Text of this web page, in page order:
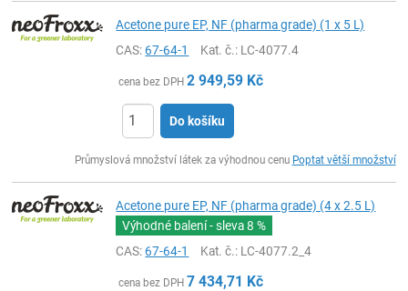
Acetone pure EP, NF (pharma grade) (1 x 5 L)
CAS:67-64-1 Kat. č.: LC-4077.4
cena bez DPH 2 949,59 Kč
Do košíku
Průmyslová množství látek za výhodnou cenu Poptat větší množství
Acetone pure EP, NF (pharma grade) (4 x 2.5 L)
Výhodné balení - sleva8 %
CAS:67-64-1 Kat. č.: LC-4077.2_4
cena bez DPH 7 434,71 Kč